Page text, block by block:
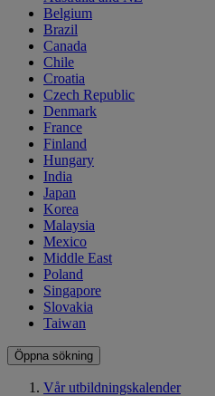
Belgium
Brazil
Canada
Chile
Croatia
Czech Republic
Denmark
France
Finland
Hungary
India
Japan
Korea
Malaysia
Mexico
Middle East
Poland
Singapore
Slovakia
Taiwan
Öppna sökning
Vår utbildningskalender